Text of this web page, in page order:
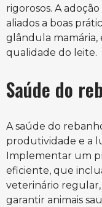
rigorosos. A
aliados a boas
glândula mamária,
qualidade do leite.
Saúde do
A saúde do
produtividade e a
Implementar um
eficiente, que
veterinário
garantir animais